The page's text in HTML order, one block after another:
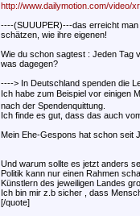
http://www.dailymotion.com/video/
----(SUUUPER)---das erreicht man
schätzen, wie ihre eigenen!
Wie du schon sagtest : Jeden Tag
was dagegen?
----> In Deutschland spenden die
Ich habe zum Beispiel vor einigen
nach der Spendenquittung.
Ich finde es gut, dass das auch
Mein Ehe-Gespons hat schon seit
Und warum sollte es jetzt anders
Politik kann nur einen Rahmen
Künstlern des jeweiligen Landes
Ich bin mir z.b sicher , dass
[/quote]